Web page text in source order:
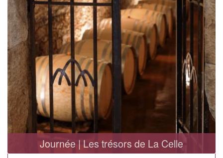
Journée | Les trésors de La Celle